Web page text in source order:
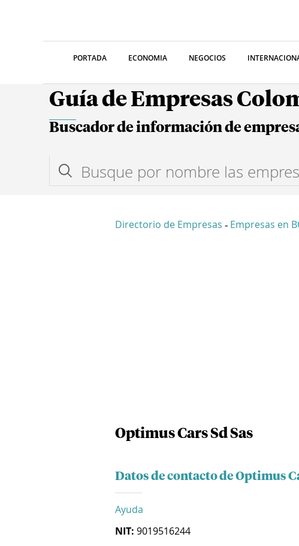
PORTADA ECONOMIA NEGOCIOS
Guía de Empresas
Buscador de información de
Directorio de Empresas - Empresas en
Optimus Cars Sd Sas
Datos de contacto de Optimus
Ayuda
NIT: 9019516244